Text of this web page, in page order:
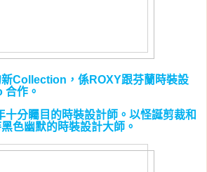
Collection ，係ROXY跟芬蘭時裝設
合作。
十分矚目的時裝設計師。以怪誕剪裁和
色幽默的時裝設計大師。